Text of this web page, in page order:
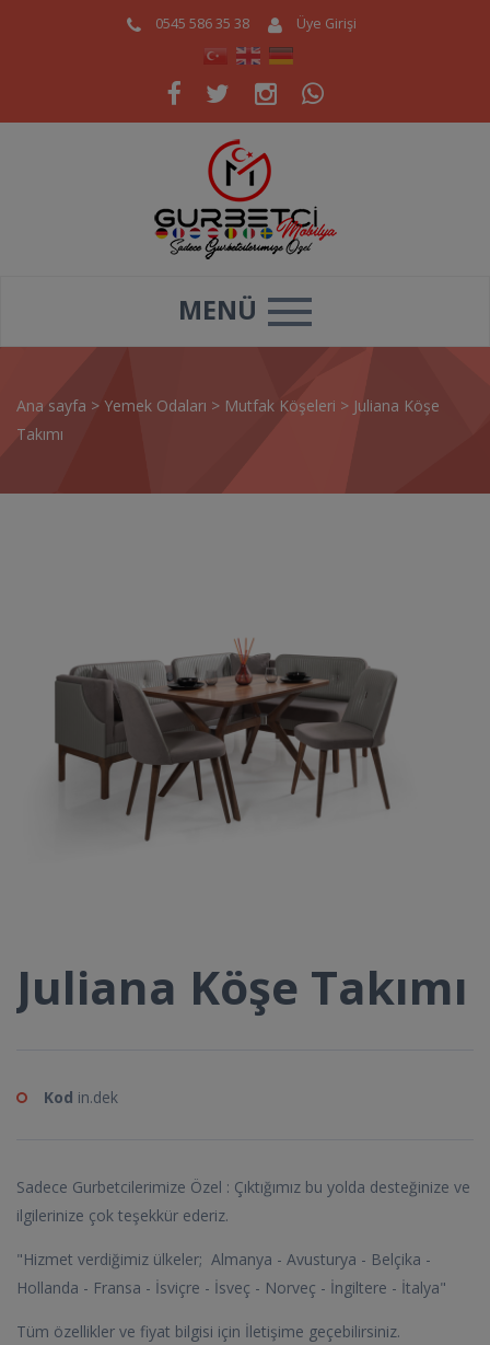
0545 586 35 38 Üye Girişi
MENÜ
Ana sayfa > Yemek Odaları > Mutfak Köşeleri > Juliana Köşe
Takımı
Juliana Köşe Takımı
Kod in.dek
Sadece Gurbetcilerimize Özel : Çıktığımız bu yolda desteğinize ve
ilgilerinize çok teşekkür ederiz.
"Hizmet verdiğimiz ülkeler; Almanya - Avusturya - Belçika -
Hollanda - Fransa - İsviçre - İsveç - Norveç - İngiltere - İtalya"
Tüm özellikler ve fiyat bilgisi için İletişime geçebilirsiniz.